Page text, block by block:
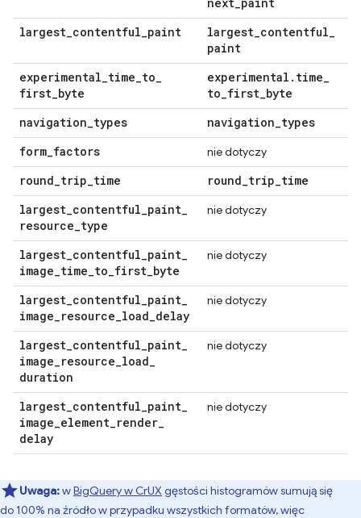
largest_contentful_paint largest_contentful_
paint
experimental_time_to_
first_byte
experimental . time_
to_first_byte
navigation_types navigation_types
form_factors nie dotyczy
round_trip_time round_trip_time
largest_contentful_paint_
resource_type
nie dotyczy
largest_contentful_paint_
image_time_to_first_byte
nie dotyczy
largest_contentful_paint_
image_resource_load_delay
nie dotyczy
largest_contentful_paint_
image_resource_load_
duration
nie dotyczy
largest_contentful_paint_
image_element_render_
delay
nie dotyczy
Uwaga:wBigQuery w CrUXgęstości histogramów sumują się
do 100% na źródło w przypadku wszystkich formatów, więc